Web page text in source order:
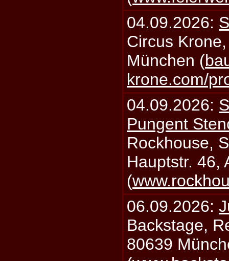
04.09.2026:
Circus
München (
krone.com/
04.09.2026:
Pungent
Rockhouse,
Hauptstr. 46,
(
06.09.2026:
Backstage,
80639